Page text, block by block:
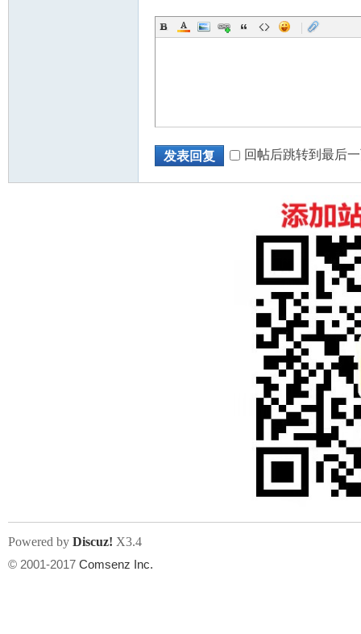
|
发表回复 回帖后跳转到最后
Powered by Discuz! X3.4
© 2001-2017 Comsenz Inc.